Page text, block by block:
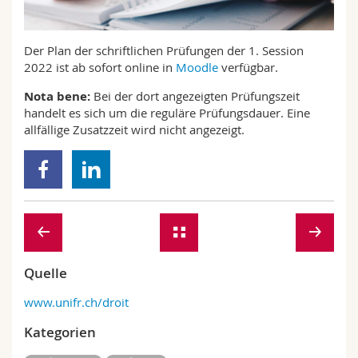
Math.-Nat. und Med. Fak.
Interfakultär
Mitarbeitende
Doktorierende
Webmail
Vorlesungsverzeichnis
MyUnifr
Der Plan der schriftlichen Prüfungen der 1. Session
2022 ist ab sofort online in Moodle verfügbar.
Nota bene: Bei der dort angezeigten Prüfungszeit
handelt es sich um die reguläre Prüfungsdauer. Eine
allfällige Zusatzzeit wird nicht angezeigt.
Quelle
www.unifr.ch/droit
Kategorien